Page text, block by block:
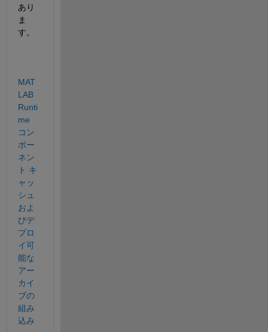
あり
ま
す。
MAT
LAB
Runti
me
コン
ポー
ネン
ト キ
ャッ
シュ
およ
びデ
プロ
イ可
能な
アー
カイ
ブの
組み
込み